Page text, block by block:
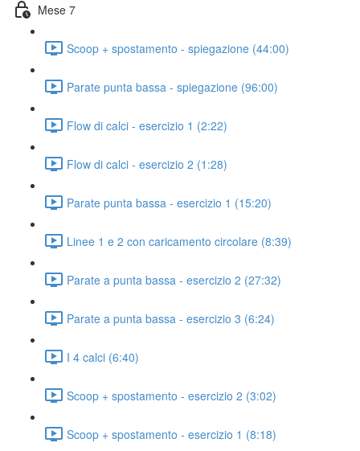
Mese 7
Scoop + spostamento - spiegazione (44:00)
Parate punta bassa - spiegazione (96:00)
Flow di calci - esercizio 1 (2:22)
Flow di calci - esercizio 2 (1:28)
Parate punta bassa - esercizio 1 (15:20)
Linee 1 e 2 con caricamento circolare (8:39)
Parate a punta bassa - esercizio 2 (27:32)
Parate a punta bassa - esercizio 3 (6:24)
I 4 calci (6:40)
Scoop + spostamento - esercizio 2 (3:02)
Scoop + spostamento - esercizio 1 (8:18)